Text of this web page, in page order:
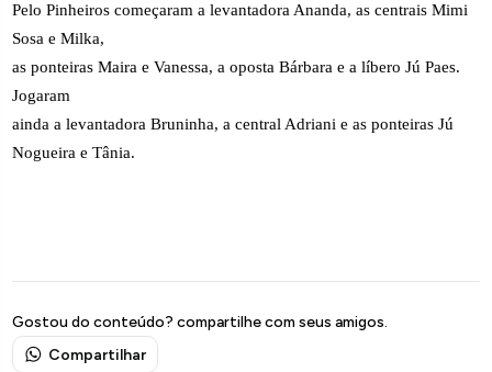
Pelo Pinheiros começaram a levantadora Ananda, as centrais Mimi
Sosa e Milka,
as ponteiras Maira e Vanessa, a oposta Bárbara e a líbero Jú Paes.
Jogaram
ainda a levantadora Bruninha, a central Adriani e as ponteiras Jú
Nogueira e Tânia.
Gostou do conteúdo? compartilhe com seus amigos.
Compartilhar